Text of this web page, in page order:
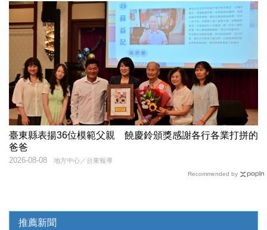
臺東縣表揚36位模範父親 饒慶鈴頒獎感謝各行各業打拼的
爸爸
地方中心／台東報導
2026-08-08
Recommended by
推薦新聞